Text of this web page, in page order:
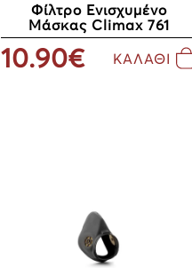
Φίλτρο Ενισχυμένο
Μάσκας Climax 761
10.90€ ΚΑΛΑΘΙ